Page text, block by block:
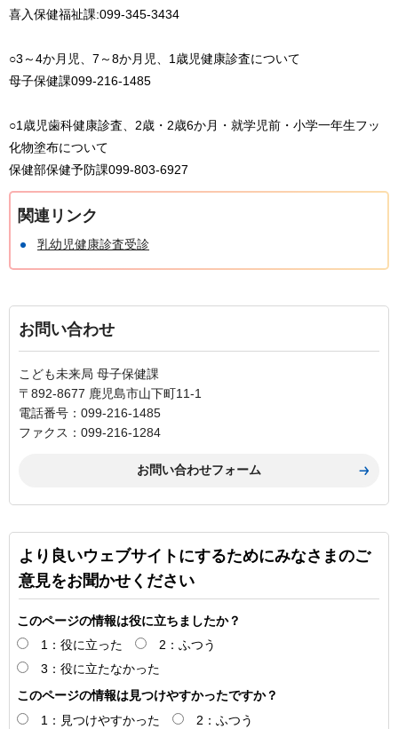
喜入保健福祉課:099-345-3434
○3～4か月児、7～8か月児、1歳児健康診査について
母子保健課099-216-1485
○1歳児歯科健康診査、2歳・2歳6か月・就学児前・小学一年生フッ
化物塗布について
保健部保健予防課099-803-6927
関連リンク
乳幼児健康診査受診
お問い合わせ
こども未来局 母子保健課
〒892-8677 鹿児島市山下町11-1
電話番号：099-216-1485
ファクス：099-216-1284
より良いウェブサイトにするためにみなさまのご
意見をお聞かせください
このページの情報は役に立ちましたか？
1：役に立った
2：ふつう
3：役に立たなかった
このページの情報は見つけやすかったですか？
1：見つけやすかった
2：ふつう